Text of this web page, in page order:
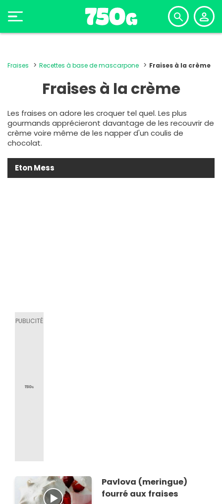
Fraises Recettes à base de mascarpone Fraises à la crème
Fraises à la crème
Les fraises on adore les croquer tel quel. Les plus
gourmands apprécieront davantage de les recouvrir de
crème voire même de les napper d'un coulis de
chocolat.
Eton Mess
Pavlova (meringue)
fourré aux fraises